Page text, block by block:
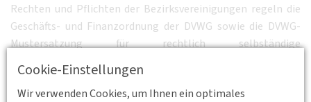
Cookie-Einstellungen
Wir verwenden Cookies, um Ihnen ein optimales
Rechten und Pflichten der Bezirksvereinigungen regeln die
Geschäfts- und Finanzordnung der DVWG sowie die DVWG-
Mustersatzung für rechtlich selbständige
Bezirksvereinigungen.